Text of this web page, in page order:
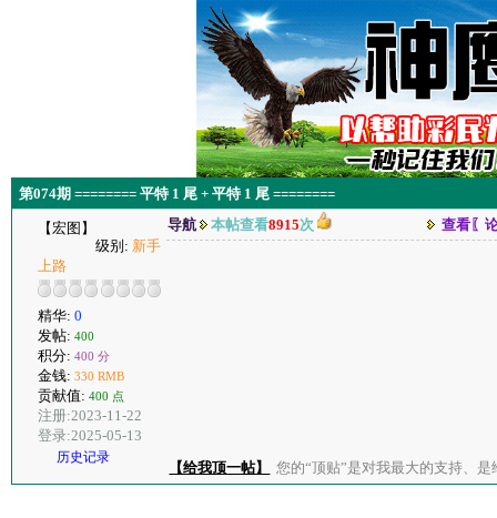
第074期 ======== 平特 1 尾 + 平特 1 尾 ========
【宏图】
级别: 新手
上路
精华: 0
发帖: 400
积分: 400 分
金钱: 330 RMB
贡献值: 400 点
注册:2023-11-22
登录:2025-05-13
历史记录
导航 本帖查看8915次 查看〖
【给我顶一帖】 您的“顶贴”是对我最大的支持、